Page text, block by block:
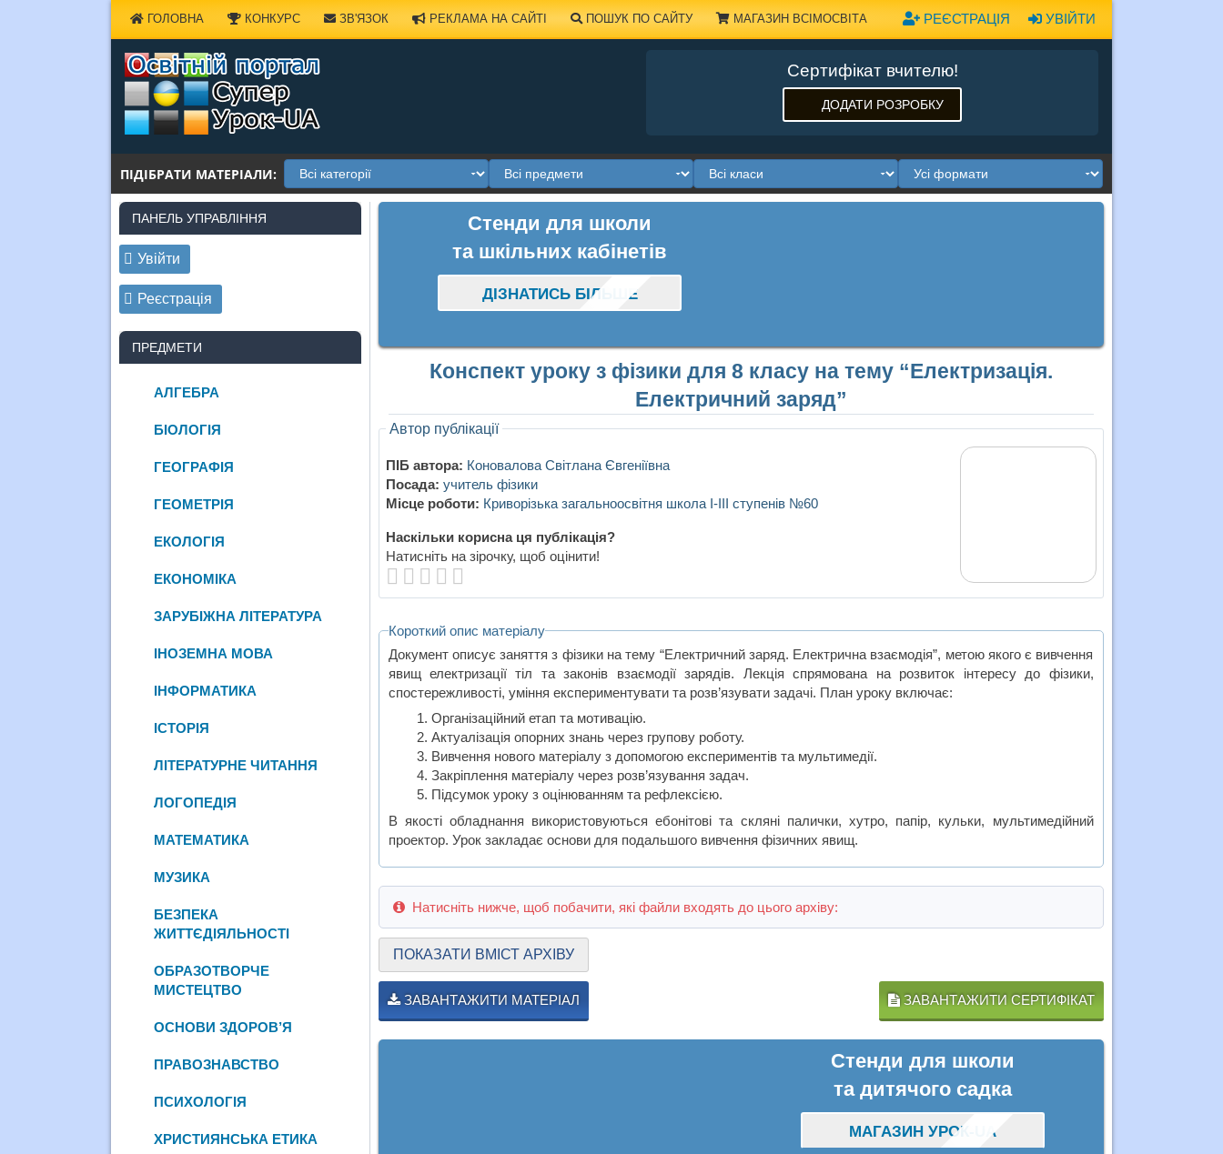
УВІЙТИ
РЕЄСТРАЦІЯ
ГОЛОВНА КОНКУРС ЗВ'ЯЗОК РЕКЛАМА НА САЙТІ ПОШУК ПО САЙТУ МАГАЗИН ВСІМОСВІТА
Сертифікат вчителю!
ДОДАТИ РОЗРОБКУ
ПІДІБРАТИ МАТЕРІАЛИ:
Стенди для школи
та шкільних кабінетів
ДІЗНАТИСЬ БІЛЬШЕ
Конспект уроку з фізики для 8 класу на тему “Електризація.
Електричний заряд”
Автор публікації
ПІБ автора: Коновалова Світлана Євгеніївна
Посада: учитель фізики
Місце роботи: Криворізька загальноосвітня школа І-ІІІ ступенів №60
Наскільки корисна ця публікація?
Натисніть на зірочку, щоб оцінити!
Короткий опис матеріалу
Документ описує заняття з фізики на тему “Електричний заряд. Електрична взаємодія”, метою якого є вивчення
явищ електризації тіл та законів взаємодії зарядів. Лекція спрямована на розвиток інтересу до фізики,
спостережливості, уміння експериментувати та розв’язувати задачі. План уроку включає:
Організаційний етап та мотивацію.
Актуалізація опорних знань через групову роботу.
Вивчення нового матеріалу з допомогою експериментів та мультимедії.
Закріплення матеріалу через розв’язування задач.
Підсумок уроку з оцінюванням та рефлексією.
В якості обладнання використовуються ебонітові та скляні палички, хутро, папір, кульки, мультимедійний
проектор. Урок закладає основи для подальшого вивчення фізичних явищ.
Натисніть нижче, щоб побачити, які файли входять до цього архіву:
ПОКАЗАТИ ВМІСТ АРХІВУ
ЗАВАНТАЖИТИ МАТЕРІАЛ ЗАВАНТАЖИТИ СЕРТИФІКАТ
Стенди для школи
та дитячого садка
МАГАЗИН УРОК-UA
ПАНЕЛЬ УПРАВЛІННЯ
Увійти
Реєстрація
ПРЕДМЕТИ
АЛГЕБРА
БІОЛОГІЯ
ГЕОГРАФІЯ
ГЕОМЕТРІЯ
ЕКОЛОГІЯ
ЕКОНОМІКА
ЗАРУБІЖНА ЛІТЕРАТУРА
ІНОЗЕМНА МОВА
ІНФОРМАТИКА
ІСТОРІЯ
ЛІТЕРАТУРНЕ ЧИТАННЯ
ЛОГОПЕДІЯ
МАТЕМАТИКА
МУЗИКА
БЕЗПЕКА
ЖИТТЄДІЯЛЬНОСТІ
ОБРАЗОТВОРЧЕ
МИСТЕЦТВО
ОСНОВИ ЗДОРОВ’Я
ПРАВОЗНАВСТВО
ПСИХОЛОГІЯ
ХРИСТИЯНСЬКА ЕТИКА